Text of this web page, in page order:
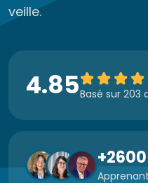
veille.
4.85Basé sur 203
+2600